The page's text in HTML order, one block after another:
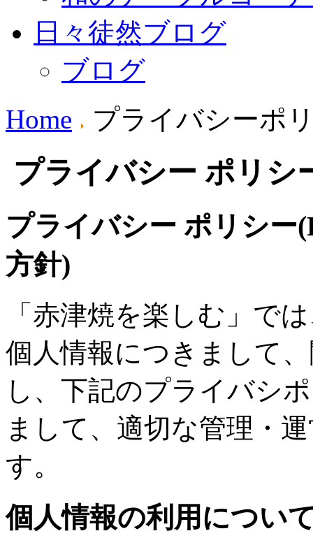
日々徒然ブログ
ブログ
Home
プライバシーポ
プライバシー ポリシ
プライバシー ポリシー
方針)
「赤津焼を楽しむ」で
個人情報につきまして
し、下記のプライバシ
まして、適切な管理・
す。
個人情報の利用につい